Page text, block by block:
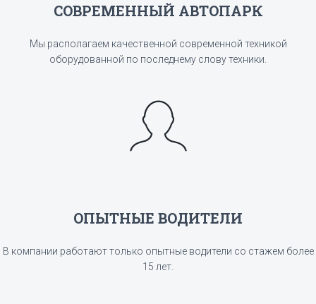
СОВРЕМЕННЫЙ АВТОПАРК
Мы располагаем качественной современной техникой
оборудованной по последнему слову техники.
ОПЫТНЫЕ ВОДИТЕЛИ
В компании работают только опытные водители со стажем более
15 лет.